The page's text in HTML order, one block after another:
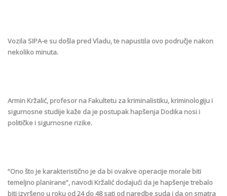
Vozila SIPA-e su došla pred Vladu, te napustila ovo područje nakon
nekoliko minuta.
Armin Kržalić, profesor na Fakultetu za kriminalistiku, kriminologiju i
sigurnosne studije kaže da je postupak hapšenja Dodika nosi i
političke i sigurnosne rizike.
“Ono što je karakteristično je da bi ovakve operacije morale biti
temeljno planirane”, navodi Kržalić dodajući da je hapšenje trebalo
biti izvršeno u roku od 24 do 48 sati od naredbe suda i da on smatra